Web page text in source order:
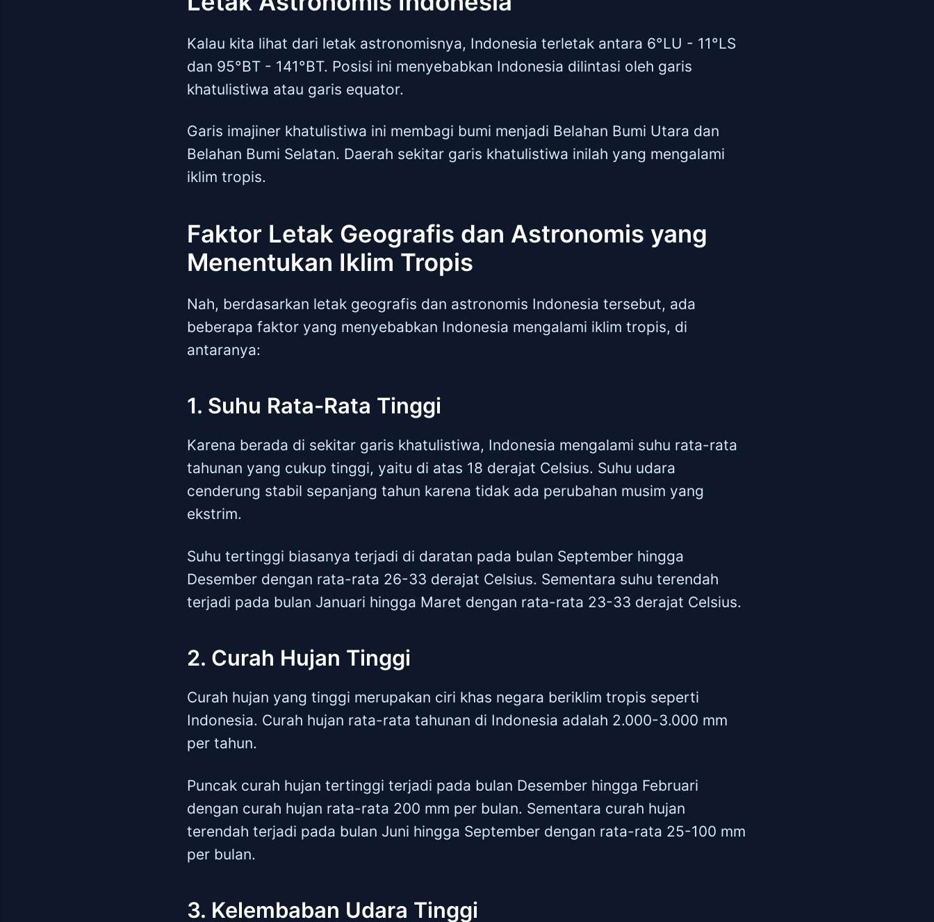
Kalau kita lihat dari letak astronomisnya, Indonesia terletak antara 6°LU - 11°LS
dan 95°BT - 141°BT. Posisi ini menyebabkan Indonesia dilintasi oleh garis
khatulistiwa atau garis equator.
Garis imajiner khatulistiwa ini membagi bumi menjadi Belahan Bumi Utara dan
Belahan Bumi Selatan. Daerah sekitar garis khatulistiwa inilah yang mengalami
iklim tropis.
Faktor Letak Geografis dan Astronomis yang
Menentukan Iklim Tropis
Nah, berdasarkan letak geografis dan astronomis Indonesia tersebut, ada
beberapa faktor yang menyebabkan Indonesia mengalami iklim tropis, di
antaranya:
1. Suhu Rata-Rata Tinggi
Karena berada di sekitar garis khatulistiwa, Indonesia mengalami suhu rata-rata
tahunan yang cukup tinggi, yaitu di atas 18 derajat Celsius. Suhu udara
cenderung stabil sepanjang tahun karena tidak ada perubahan musim yang
ekstrim.
Suhu tertinggi biasanya terjadi di daratan pada bulan September hingga
Desember dengan rata-rata 26-33 derajat Celsius. Sementara suhu terendah
terjadi pada bulan Januari hingga Maret dengan rata-rata 23-33 derajat Celsius.
2. Curah Hujan Tinggi
Curah hujan yang tinggi merupakan ciri khas negara beriklim tropis seperti
Indonesia. Curah hujan rata-rata tahunan di Indonesia adalah 2.000-3.000 mm
per tahun.
Puncak curah hujan tertinggi terjadi pada bulan Desember hingga Februari
dengan curah hujan rata-rata 200 mm per bulan. Sementara curah hujan
terendah terjadi pada bulan Juni hingga September dengan rata-rata 25-100 mm
per bulan.
3. Kelembaban Udara Tinggi